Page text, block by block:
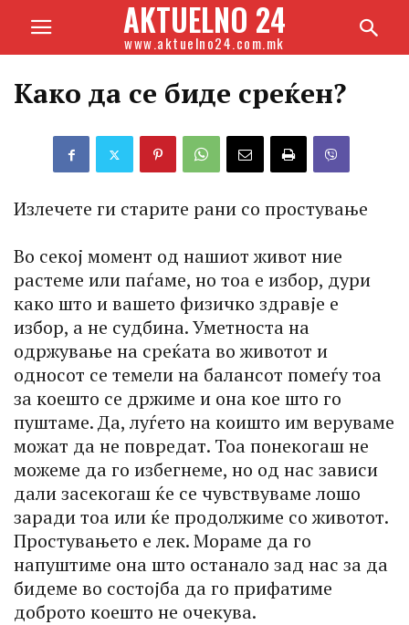
AKTUELNO 24
www.aktuelno24.com.mk
Како да се биде среќен?
Излечете ги старите рани со простување
Во секој момент од нашиот живот ние
растеме или паѓаме, но тоа е избор, дури
како што и вашето физичко здравје е
избор, а не судбина. Уметноста на
одржување на среќата во животот и
односот се темели на балансот помеѓу тоа
за коешто се држиме и она кое што го
пуштаме. Да, луѓето на коишто им веруваме
можат да не повредат. Тоа понекогаш не
можеме да го избегнеме, но од нас зависи
дали засекогаш ќе се чувствуваме лошо
заради тоа или ќе продолжиме со животот.
Простувањето е лек. Мораме да го
напуштиме она што останало зад нас за да
бидеме во состојба да го прифатиме
доброто коешто не очекува.